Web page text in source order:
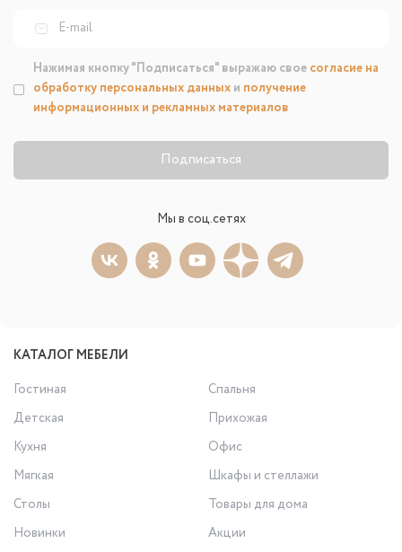
Подписаться
Нажимая кнопку "Подписаться" выражаю свое согласие на
обработку персональных данных и получение
информационных и рекламных материалов
Мы в соц.сетях
КАТАЛОГ МЕБЕЛИ
Гостиная
Спальня
Детская
Прихожая
Кухня
Офис
Мягкая
Шкафы и стеллажи
Столы
Товары для дома
Новинки
Акции